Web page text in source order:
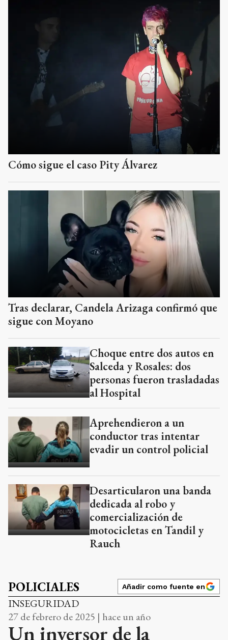
Cómo sigue el caso Pity Álvarez
Tras declarar, Candela Arizaga confirmó que
sigue con Moyano
Choque entre dos autos en
Salceda y Rosales: dos
personas fueron trasladadas
al Hospital
Aprehendieron a un
conductor tras intentar
evadir un control policial
Desarticularon una banda
dedicada al robo y
comercialización de
motocicletas en Tandil y
Rauch
POLICIALES Añadir como fuente en
INSEGURIDAD
27 de febrero de 2025 | hace un año
Un inversor de la